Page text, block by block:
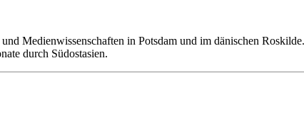
Medienwissenschaften in Potsdam und im dänischen
durch Südostasien.